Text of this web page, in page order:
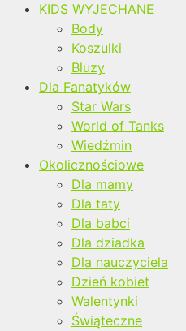
KIDS WYJECHANE
Body
Koszulki
Bluzy
Dla Fanatyków
Star Wars
World of Tanks
Wiedźmin
Okolicznościowe
Dla mamy
Dla taty
Dla babci
Dla dziadka
Dla nauczyciela
Dzień kobiet
Walentynki
Świąteczne